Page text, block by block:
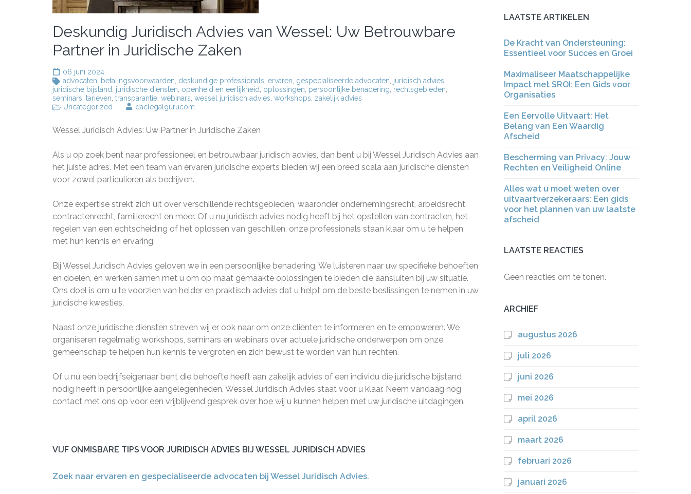
Deskundig Juridisch Advies van Wessel: Uw Betrouwbare
Partner in Juridische Zaken
06 juni 2024
advocaten
betalingsvoorwaarden deskundige professionals ervaren gespecialiseerde advocaten juridisch advies
juridische bijstand
juridische diensten openheid en eerlijkheid oplossingen persoonlijke benadering rechtsgebieden
seminars tarieven transparantie webinars wessel juridisch advies workshops zakelijk advies
Uncategorized
daclegalgurucom
Wessel Juridisch Advies: Uw Partner in Juridische Zaken
Als u op zoek bent naar professioneel en betrouwbaar juridisch advies, dan bent u bij Wessel Juridisch Advies aan
het juiste adres. Met een team van ervaren juridische experts bieden wij een breed scala aan juridische diensten
voor zowel particulieren als bedrijven.
Onze expertise strekt zich uit over verschillende rechtsgebieden, waaronder ondernemingsrecht, arbeidsrecht,
contractenrecht, familierecht en meer. Of u nu juridisch advies nodig heeft bij het opstellen van contracten, het
regelen van een echtscheiding of het oplossen van geschillen, onze professionals staan klaar om u te helpen
met hun kennis en ervaring.
Bij Wessel Juridisch Advies geloven we in een persoonlijke benadering. We luisteren naar uw specifieke behoeften
en doelen, en werken samen met u om op maat gemaakte oplossingen te bieden die aansluiten bij uw situatie.
Ons doel is om u te voorzien van helder en praktisch advies dat u helpt om de beste beslissingen te nemen in uw
juridische kwesties.
Naast onze juridische diensten streven wij er ook naar om onze cliënten te informeren en te empoweren. We
organiseren regelmatig workshops, seminars en webinars over actuele juridische onderwerpen om onze
gemeenschap te helpen hun kennis te vergroten en zich bewust te worden van hun rechten.
Of u nu een bedrijfseigenaar bent die behoefte heeft aan zakelijk advies of een individu die juridische bijstand
nodig heeft in persoonlijke aangelegenheden, Wessel Juridisch Advies staat voor u klaar. Neem vandaag nog
contact met ons op voor een vrijblijvend gesprek over hoe wij u kunnen helpen met uw juridische uitdagingen.
VIJF ONMISBARE TIPS VOOR JURIDISCH ADVIES BIJ WESSEL JURIDISCH ADVIES
Zoek naar ervaren en gespecialiseerde advocaten bij Wessel Juridisch Advies.
LAATSTE ARTIKELEN
De Kracht van Ondersteuning:
Essentieel voor Succes en Groei
Maximaliseer Maatschappelijke
Impact met SROI: Een Gids voor
Organisaties
Een Eervolle Uitvaart: Het
Belang van Een Waardig
Afscheid
Bescherming van Privacy: Jouw
Rechten en Veiligheid Online
Alles wat u moet weten over
uitvaartverzekeraars: Een gids
voor het plannen van uw laatste
afscheid
LAATSTE REACTIES
Geen reacties om te tonen.
ARCHIEF
augustus 2026
juli 2026
juni 2026
mei 2026
april 2026
maart 2026
februari 2026
januari 2026